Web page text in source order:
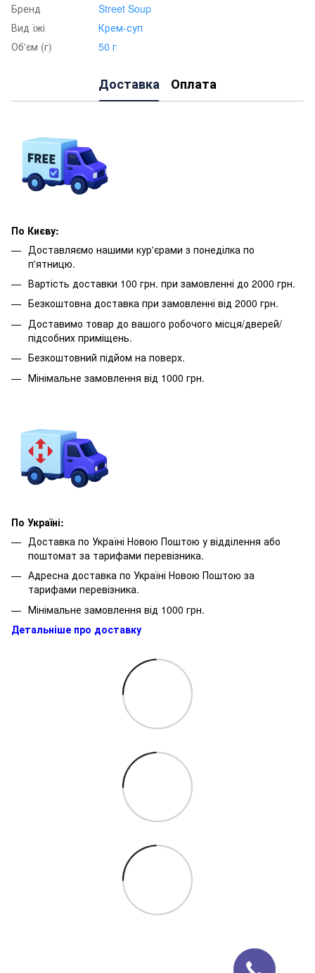
Бренд
Street Soup
Вид їжі
Крем-суп
Об'єм (г)
50 г
Доставка Оплата
По Києву:
Доставляємо нашими кур'єрами з понеділка по
п'ятницю.
Вартість доставки 100 грн. при замовленні до 2000 грн.
Безкоштовна доставка при замовленні від 2000 грн.
Доставимо товар до вашого робочого місця/дверей/
підсобних приміщень.
Безкоштовний підйом на поверх.
Мінімальне замовлення від 1000 грн.
По Україні:
Доставка по Україні Новою Поштою у відділення або
поштомат за тарифами перевізника.
Адресна доставка по Україні Новою Поштою за
тарифами перевізника.
Мінімальне замовлення від 1000 грн.
Детальніше про доставку